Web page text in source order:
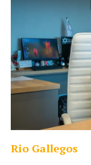
Rio Gallegos